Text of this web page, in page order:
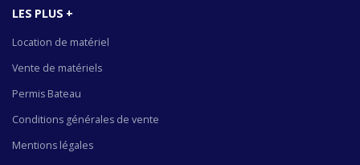
LES PLUS +
Location de matériel
Vente de matériels
Permis Bateau
Conditions générales de vente
Mentions légales